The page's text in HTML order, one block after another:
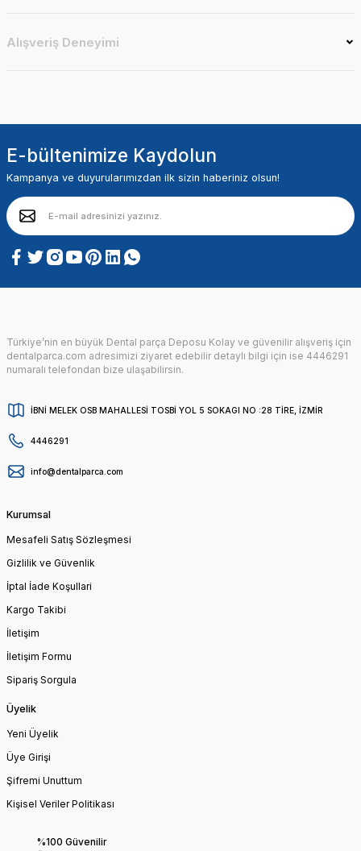
Alışveriş Deneyimi
E-bültenimize Kaydolun
Kampanya ve duyurularımızdan ilk sizin haberiniz olsun!
Türkiye’nin en büyük Dental parça Deposu Kolay ve güvenilir alışveriş için
dentalparca.com adresimizi ziyaret edebilir detaylı bilgi için ise 4446291
numaralı telefondan bize ulaşabilirsin.
İBNİ MELEK OSB MAHALLESİ TOSBİ YOL 5 SOKAGI NO :28 TİRE, İZMİR
4446291
info@dentalparca.com
Kurumsal
Mesafeli Satış Sözleşmesi
Gizlilik ve Güvenlik
İptal İade Koşullari
Kargo Takibi
İletişim
İletişim Formu
Sipariş Sorgula
Üyelik
Yeni Üyelik
Üye Girişi
Şifremi Unuttum
Kişisel Veriler Politikası
%100 Güvenilir